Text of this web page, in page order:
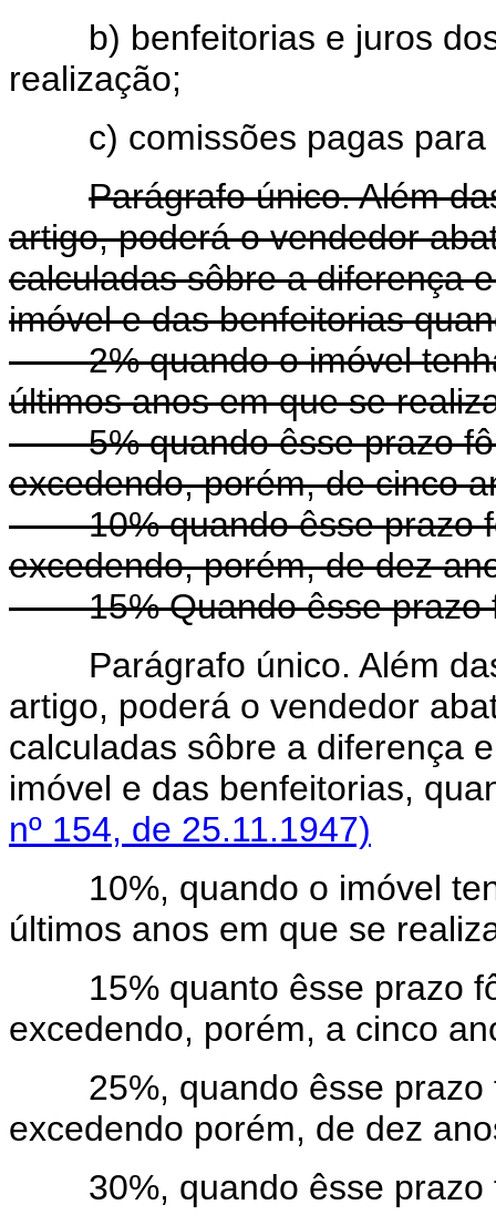
b) benfeitorias e juros dos
realização;
c) comissões pagas para
Parágrafo único. Além
artigo, poderá o vendedor
calculadas sôbre a diferença
imóvel e das benfeitorias
2% quando o imóvel tenha
últimos anos em que se
5% quando êsse prazo fôr
excedendo, porém, de cinco
10% quando êsse prazo
excedendo, porém, de dez
15% Quando êsse prazo
Parágrafo único. Além
artigo, poderá o vendedor
calculadas sôbre a diferença
imóvel e das benfeitorias,
nº 154, de 25.11.1947)
10%, quando o imóvel
últimos anos em que se
15% quanto êsse prazo
excedendo, porém, a cinco
25%, quando êsse prazo
excedendo porém, de dez
30%, quando êsse prazo